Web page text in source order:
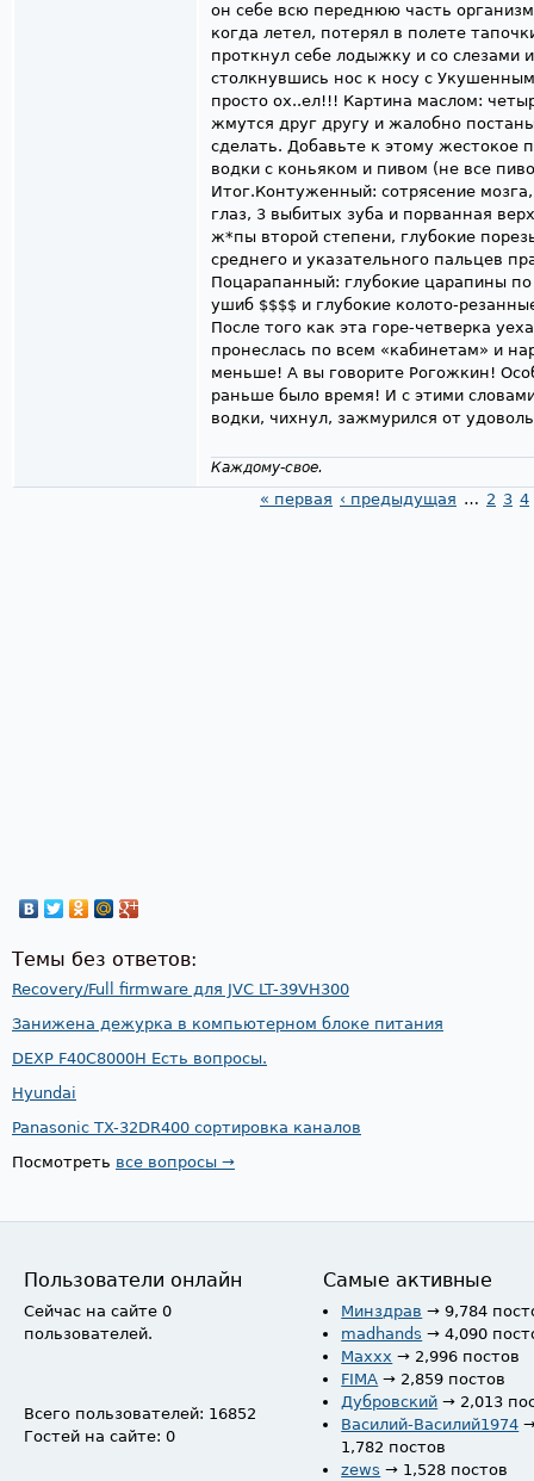
он себе всю переднюю часть
когда летел, потерял в полете
проткнул себе лодыжку и со слезами
столкнувшись нос к носу с
просто ох..ел!!! Картина маслом:
жмутся друг другу и жалобно
сделать. Добавьте к этому жестокое
водки с коньяком и пивом (не все
Итог.Контуженный: сотрясение
глаз, 3 выбитых зуба и порванная
ж*пы второй степени, глубокие
среднего и указательного пальцев
Поцарапанный: глубокие царапины
ушиб $$$$ и глубокие колото-
После того как эта горе-четверка
пронеслась по всем «кабинетам» и
меньше! А вы говорите Рогожкин!
раньше было время! И с этими
водки, чихнул, зажмурился от
Каждому-свое.
« первая ‹ предыдущая … 2 3 4
Темы без ответов:
Recovery/Full firmware для JVC LT-39VH300
Занижена дежурка в компьютерном блоке питания
DEXP F40C8000H Есть вопросы.
Hyundai
Panasonic TX-32DR400 сортировка каналов
Посмотреть все вопросы →
Пользователи онлайн
Сейчас на сайте 0
пользователей.
Всего пользователей: 16852
Гостей на сайте: 0
Самые активные
Минздрав → 9,784
madhands → 4,090
Maxxx → 2,996 постов
FIMA → 2,859 постов
Дубровский → 2,013
Василий-Василий1974
1,782 постов
zews → 1,528 постов